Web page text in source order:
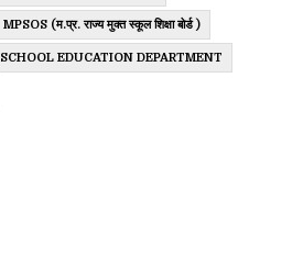
MPSOS (म.प्र. राज्य मुक्त स्कूल शिक्षा बोर्ड )
SCHOOL EDUCATION DEPARTMENT